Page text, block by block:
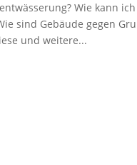
Wie kann
sind Gebäude gegen
und weitere...